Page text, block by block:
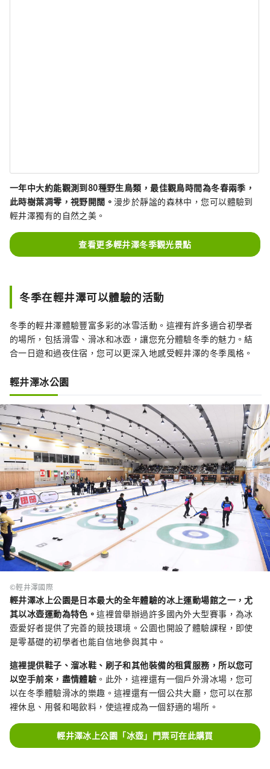
一年中大約能觀測到80種野生鳥類，最佳觀鳥時間為冬春兩季，
此時樹葉凋零，視野開闊。漫步於靜謐的森林中，您可以體驗到
輕井澤獨有的自然之美。
查看更多輕井澤冬季觀光景點
冬季在輕井澤可以體驗的活動
冬季的輕井澤體驗豐富多彩的冰雪活動。這裡有許多適合初學者
的場所，包括滑雪、滑冰和冰壺，讓您充分體驗冬季的魅力。結
合一日遊和過夜住宿，您可以更深入地感受輕井澤的冬季風格。
輕井澤冰公園
©輕井澤國際
輕井澤冰上公園是日本最大的全年體驗的冰上運動場館之一，尤
其以冰壺運動為特色。這裡曾舉辦過許多國內外大型賽事，為冰
壺愛好者提供了完善的競技環境。公園也開設了體驗課程，即使
是零基礎的初學者也能自信地參與其中。
這裡提供鞋子、溜冰鞋、刷子和其他裝備的租賃服務，所以您可
以空手前來，盡情體驗 。此外，這裡還有一個戶外滑冰場，您可
以在冬季體驗滑冰的樂趣。這裡還有一個公共大廳，您可以在那
裡休息、用餐和喝飲料，使這裡成為一個舒適的場所。
輕井澤冰上公園「冰壺」門票可在此購買